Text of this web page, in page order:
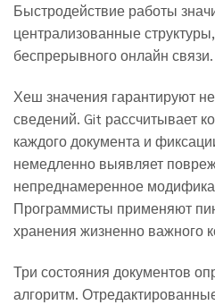
Быстродействие работы
централизованные
беспрерывного онлайн связи.
Хеш значения гарантируют
сведений. Git рассчитывает
каждого документа и
немедленно выявляет
непреднамеренное
Программисты применяют
хранения жизненно важного
Три состояния документов
алгоритм.